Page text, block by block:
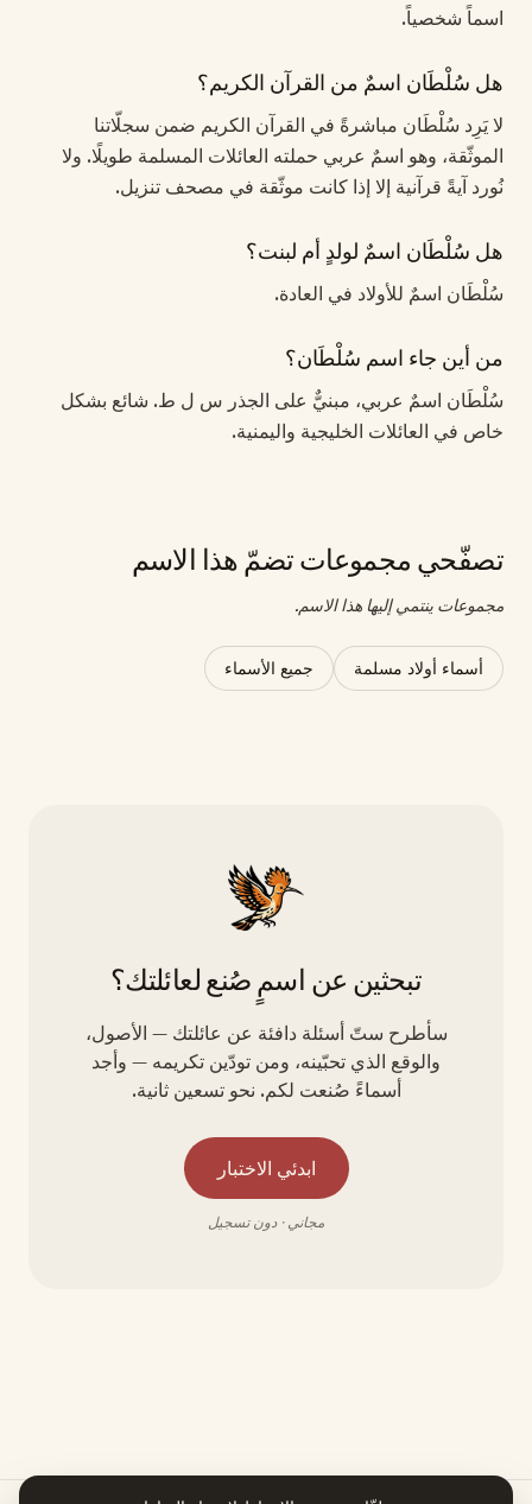
اسماً شخصياً.
هل سُلْطَان اسمٌ من القرآن الكريم؟
لا يَرِد سُلْطَان مباشرةً في القرآن الكريم ضمن سجلّاتنا
الموثّقة، وهو اسمٌ عربي حملته العائلات المسلمة طويلًا. ولا
نُورد آيةً قرآنية إلا إذا كانت موثّقة في مصحف تنزيل.
هل سُلْطَان اسمٌ لولدٍ أم لبنت؟
سُلْطَان اسمٌ للأولاد في العادة.
من أين جاء اسم سُلْطَان؟
سُلْطَان اسمٌ عربي، مبنيٌّ على الجذر س ل ط. شائع بشكل
خاص في العائلات الخليجية واليمنية.
تصفّحي مجموعات تضمّ هذا الاسم
مجموعات ينتمي إليها هذا الاسم.
أسماء أولاد مسلمة جميع الأسماء
تبحثين عن اسمٍ صُنع لعائلتك؟
سأطرح ستّ أسئلة دافئة عن عائلتك — الأصول،
والوقع الذي تحبّينه، ومن تودّين تكريمه — وأجد
أسماءً صُنعت لكم. نحو تسعين ثانية.
ابدئي الاختبار
مجاني · دون تسجيل